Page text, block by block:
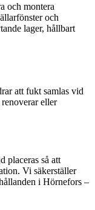
och montera
och
lager, hållbart
att fukt samlas vid
eller
placeras så att
Vi säkerställer
i Hörnefors –